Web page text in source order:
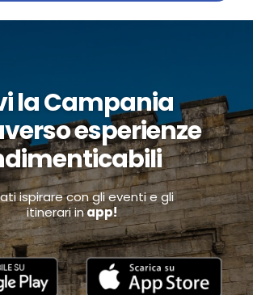
la Campania
esperienze
ispirare con gli eventi e gli
itinerari inapp!